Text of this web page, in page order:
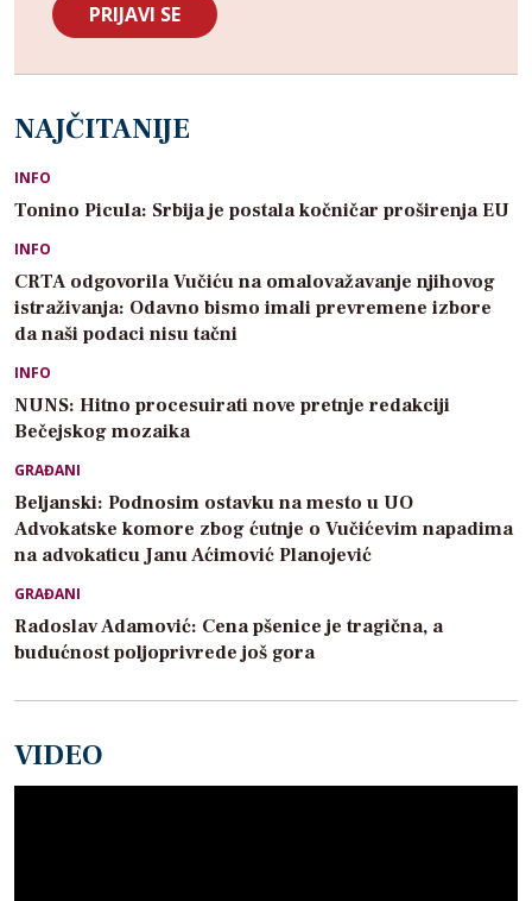
NAJČITANIJE
INFO
Tonino Picula: Srbija je postala kočničar proširenja EU
INFO
CRTA odgovorila Vučiću na omalovažavanje njihovog
istraživanja: Odavno bismo imali prevremene izbore
da naši podaci nisu tačni
INFO
NUNS: Hitno procesuirati nove pretnje redakciji
Bečejskog mozaika
GRAĐANI
Beljanski: Podnosim ostavku na mesto u UO
Advokatske komore zbog ćutnje o Vučićevim napadima
na advokaticu Janu Aćimović Planojević
GRAĐANI
Radoslav Adamović: Cena pšenice je tragična, a
budućnost poljoprivrede još gora
VIDEO